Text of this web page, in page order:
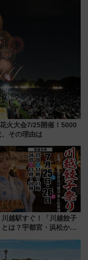
火大会7/25開催！5000
その理由は
越駅すぐ！「川越餃子
は？宇都宮・浜松から
べ【7月25日・26日開